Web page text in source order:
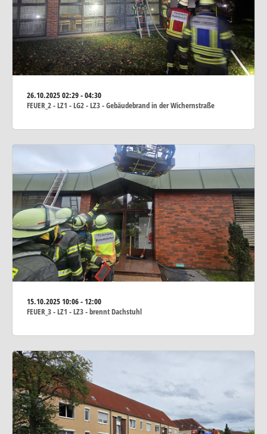
26.10.202502:29 - 04:30
FEUER_2 - LZ1 - LG2 - LZ3 - Gebäudebrand in der Wichernstraße
15.10.202510:06 - 12:00
FEUER_3 - LZ1 - LZ3 - brennt Dachstuhl